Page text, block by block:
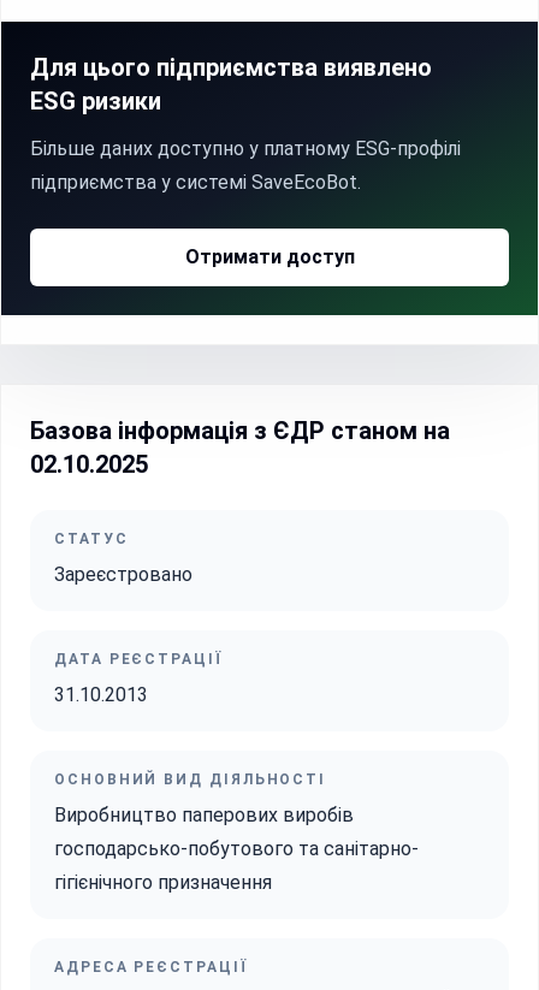
Для цього підприємства виявлено
ESG ризики
Більше даних доступно у платному ESG-профілі
підприємства у системі SaveEcoBot.
Отримати доступ
Базова інформація з ЄДР станом на
02.10.2025
СТАТУС
Зареєстровано
ДАТА РЕЄСТРАЦІЇ
31.10.2013
ОСНОВНИЙ ВИД ДІЯЛЬНОСТІ
Виробництво паперових виробів
господарсько-побутового та санітарно-
гігієнічного призначення
АДРЕСА РЕЄСТРАЦІЇ